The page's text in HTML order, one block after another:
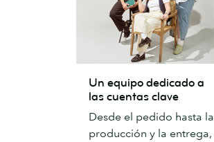
equipo
dedicado
Un equipo dedicado a
las cuentas clave
Desde el pedido hasta la
producción y la entrega,